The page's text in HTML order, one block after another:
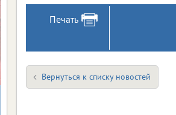
Печать
Вернуться к списку новостей